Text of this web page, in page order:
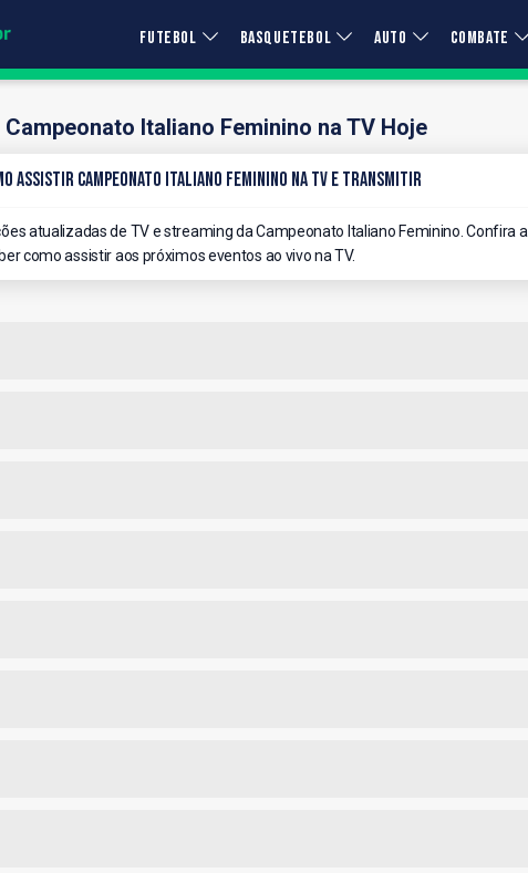
FUTEBOL BASQUETEBOL AUTO COMBATE
Campeonato Italiano Feminino na TV Hoje
Assistir Campeonato Italiano Feminino na TV e Transmitir
atualizadas de TV e streaming da Campeonato Italiano Feminino. Confira a
como assistir aos próximos eventos ao vivo na TV.